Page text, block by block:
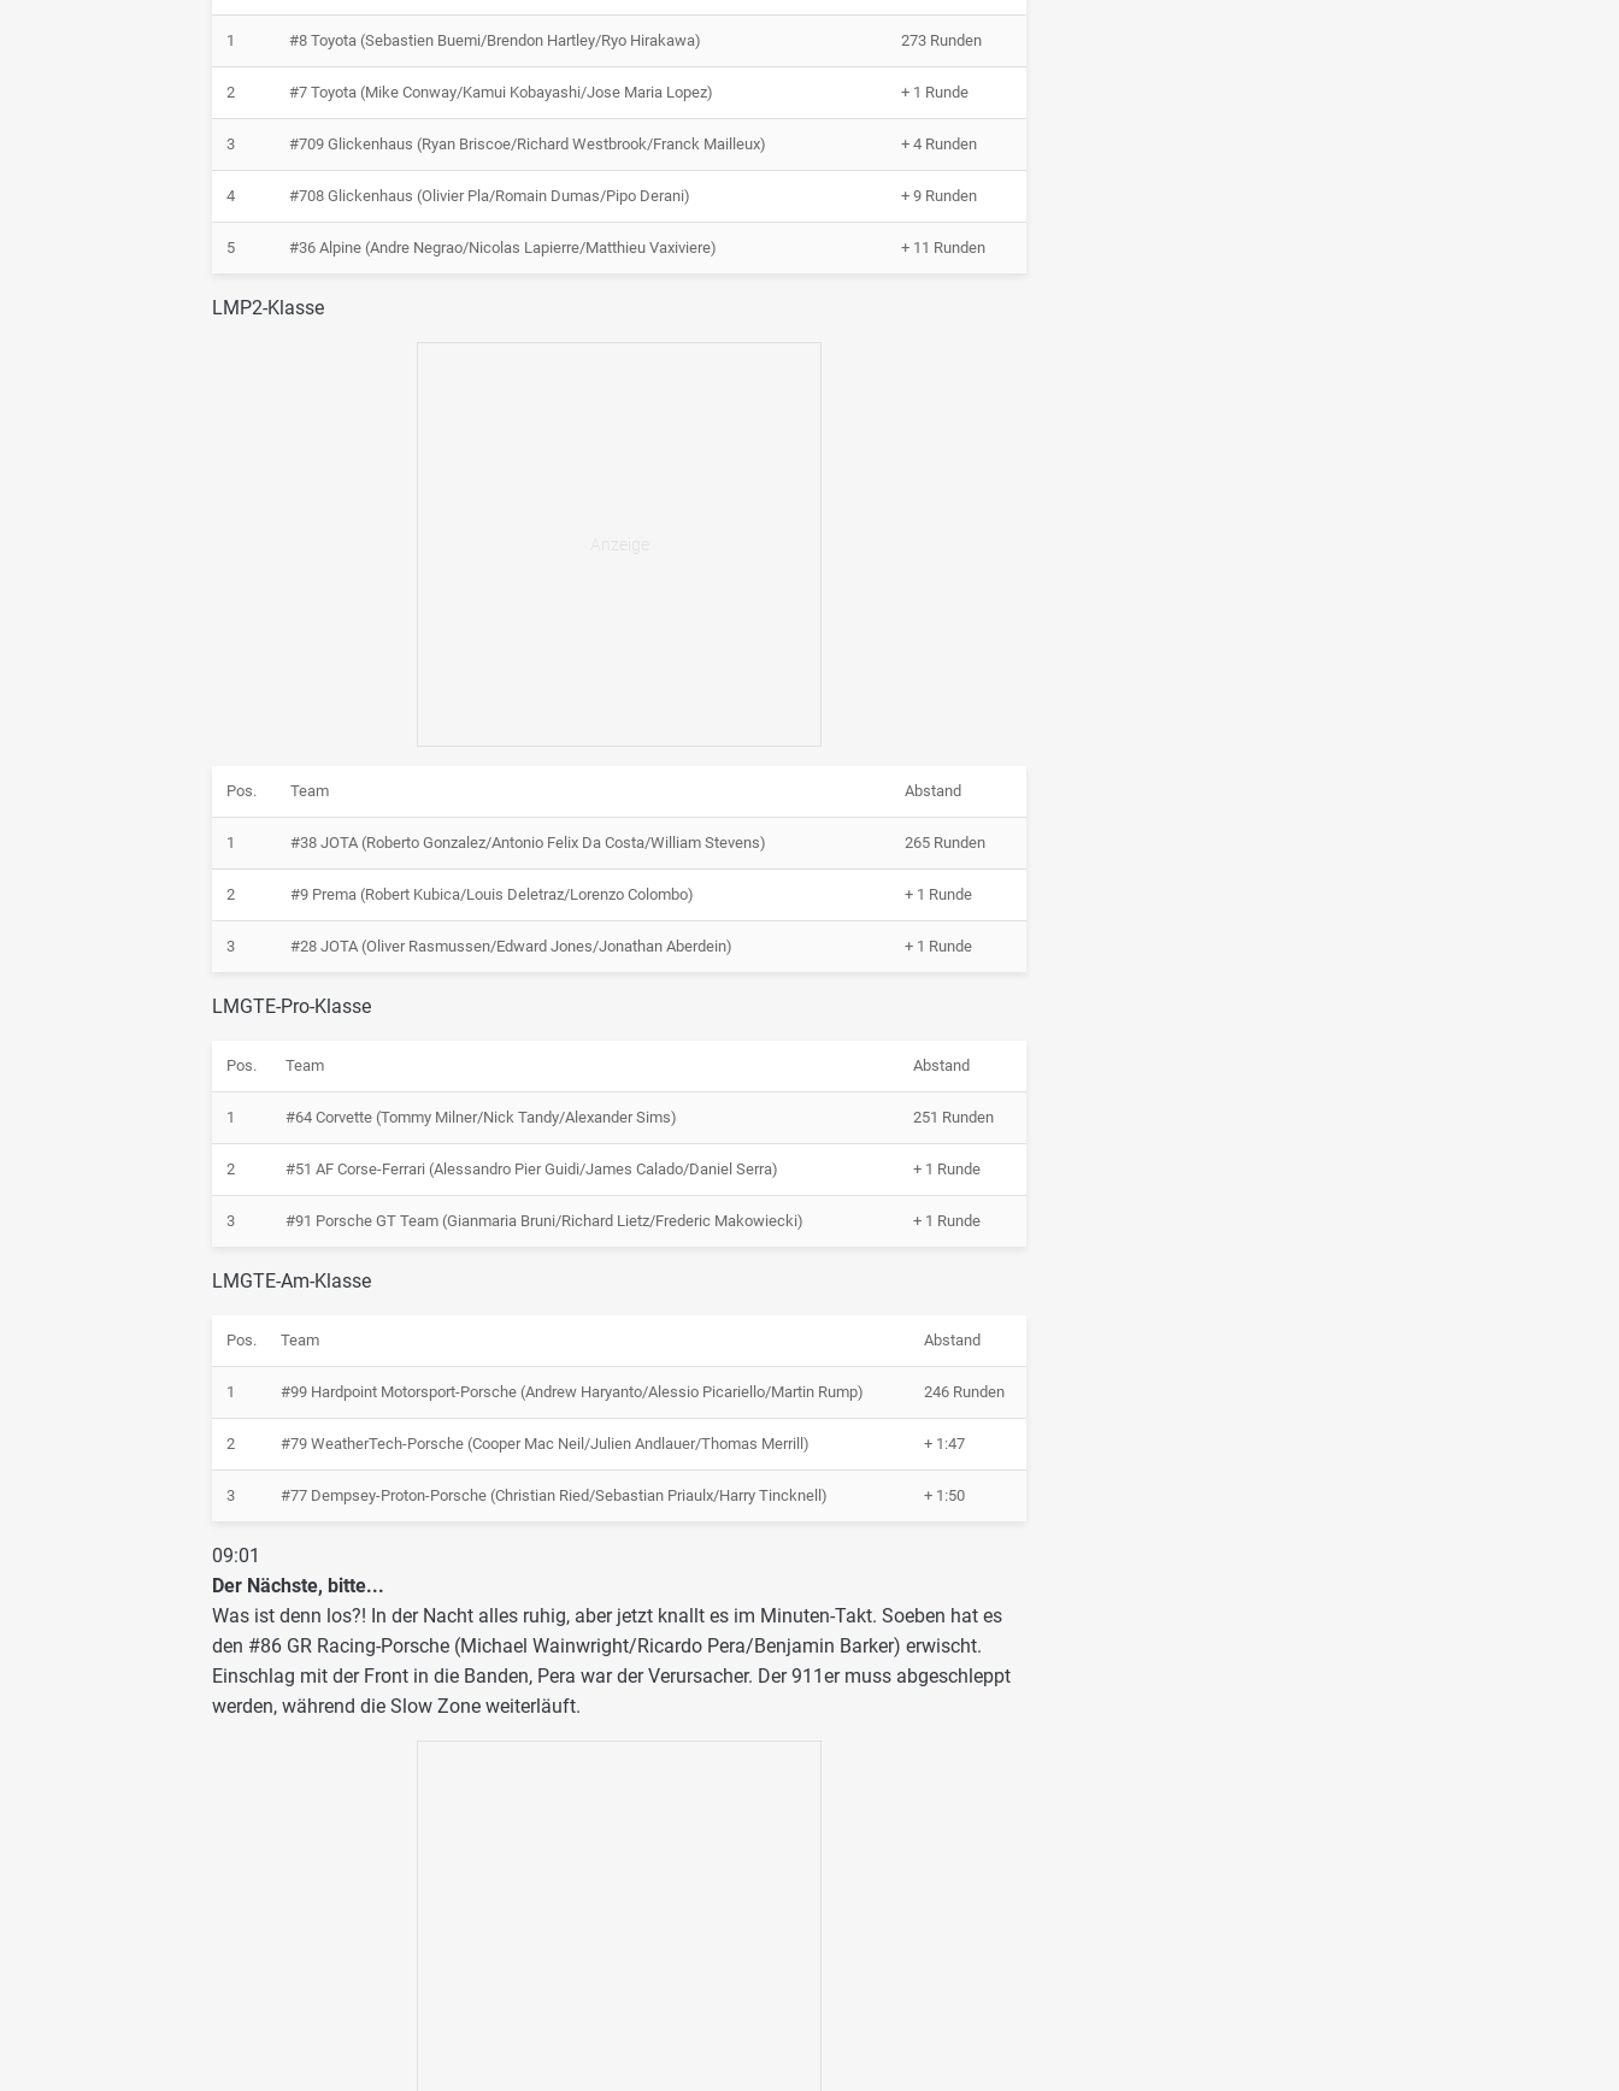
1 #8 Toyota (Sebastien Buemi/Brendon Hartley/Ryo Hirakawa) 273 Runden
2 #7 Toyota (Mike Conway/Kamui Kobayashi/Jose Maria Lopez) + 1 Runde
3 #709 Glickenhaus (Ryan Briscoe/Richard Westbrook/Franck Mailleux) + 4 Runden
4 #708 Glickenhaus (Olivier Pla/Romain Dumas/Pipo Derani) + 9 Runden
5 #36 Alpine (Andre Negrao/Nicolas Lapierre/Matthieu Vaxiviere) + 11 Runden
LMP2-Klasse
Pos. Team Abstand
1 #38 JOTA (Roberto Gonzalez/Antonio Felix Da Costa/William Stevens) 265 Runden
2 #9 Prema (Robert Kubica/Louis Deletraz/Lorenzo Colombo) + 1 Runde
3 #28 JOTA (Oliver Rasmussen/Edward Jones/Jonathan Aberdein) + 1 Runde
LMGTE-Pro-Klasse
Pos. Team Abstand
1 #64 Corvette (Tommy Milner/Nick Tandy/Alexander Sims) 251 Runden
2 #51 AF Corse-Ferrari (Alessandro Pier Guidi/James Calado/Daniel Serra) + 1 Runde
3 #91 Porsche GT Team (Gianmaria Bruni/Richard Lietz/Frederic Makowiecki) + 1 Runde
LMGTE-Am-Klasse
Pos. Team Abstand
1 #99 Hardpoint Motorsport-Porsche (Andrew Haryanto/Alessio Picariello/Martin Rump) 246 Runden
2 #79 WeatherTech-Porsche (Cooper Mac Neil/Julien Andlauer/Thomas Merrill) + 1:47
3 #77 Dempsey-Proton-Porsche (Christian Ried/Sebastian Priaulx/Harry Tincknell) + 1:50
09:01
Der Nächste, bitte...
Was ist denn los?! In der Nacht alles ruhig, aber jetzt knallt es im Minuten-Takt. Soeben hat es
den #86 GR Racing-Porsche (Michael Wainwright/Ricardo Pera/Benjamin Barker) erwischt.
Einschlag mit der Front in die Banden, Pera war der Verursacher. Der 911er muss abgeschleppt
werden, während die Slow Zone weiterläuft.